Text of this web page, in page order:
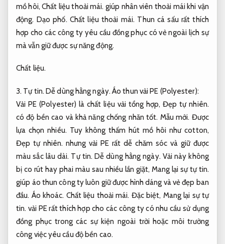
mồ hôi,Chất liệu thoải mái. giúp nhân viên thoải mái khi vận
động. Dạo phố. Chất liệu thoải mái. Thun cá sấu rất thích
hợp cho các công ty yêu cầu đồng phục có vẻ ngoài lịch sự
mà vẫn giữ được sự năng động.
Chất liệu.
3. Tự tin. Dễ dùng hằng ngày. Áo thun vải PE (Polyester):
Vải PE (Polyester) là chất liệu vải tổng hợp,Đẹp tự nhiên.
có độ bền cao và khả năng chống nhăn tốt. Mẫu mới. Được
lựa chọn nhiều. Tuy không thấm hút mồ hôi như cotton,
Đẹp tự nhiên. nhưng vải PE rất dễ chăm sóc và giữ được
màu sắc lâu dài. Tự tin. Dễ dùng hằng ngày. Vải này không
bị co rút hay phai màu sau nhiều lần giặt, Mang lại sự tự tin.
giúp áo thun công ty luôn giữ được hình dáng và vẻ đẹp ban
đầu. Áo khoác. Chất liệu thoải mái. Đặc biệt, Mang lại sự tự
tin. vải PE rất thích hợp cho các công ty có nhu cầu sử dụng
đồng phục trong các sự kiện ngoài trời hoặc môi trường
công việc yêu cầu độ bền cao.